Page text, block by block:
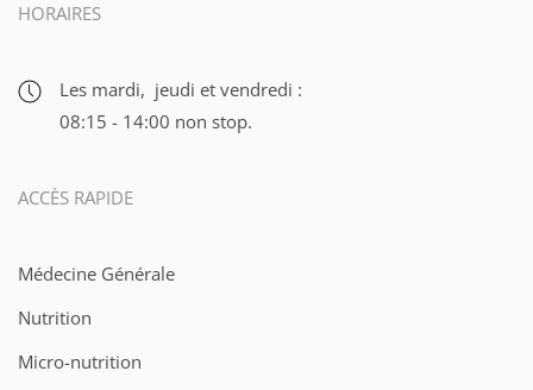
HORAIRES
Les mardi, jeudi et vendredi :
08:15 - 14:00 non stop.
ACCÈS RAPIDE
Médecine Générale
Nutrition
Micro-nutrition